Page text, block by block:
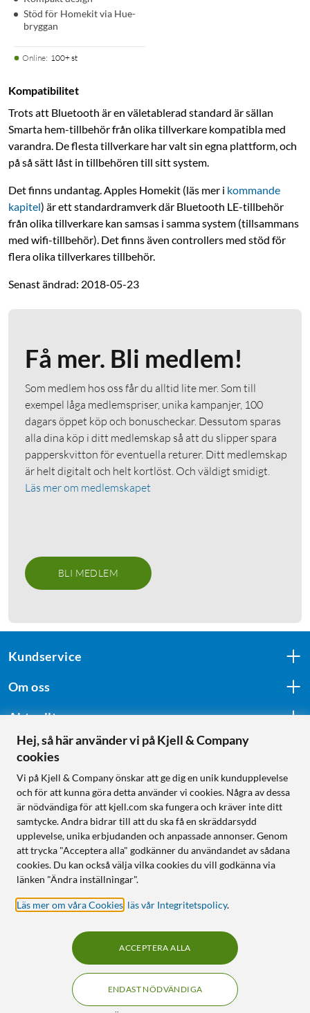
Stöd för Homekit via Hue-
bryggan
Online: 100+ st
Kompatibilitet
Trots att Bluetooth är en väletablerad standard är sällan
Smarta hem-tillbehör från olika tillverkare kompatibla med
varandra. De flesta tillverkare har valt sin egna plattform, och
på så sätt låst in tillbehören till sitt system.
Det finns undantag. Apples Homekit (läs mer i kommande
kapitel) är ett standardramverk där Bluetooth LE-tillbehör
från olika tillverkare kan samsas i samma system (tillsammans
med wifi-tillbehör). Det finns även controllers med stöd för
flera olika tillverkares tillbehör.
Senast ändrad: 2018-05-23
Få mer. Bli medlem!
Som medlem hos oss får du alltid lite mer. Som till
exempel låga medlemspriser, unika kampanjer, 100
dagars öppet köp och bonuscheckar. Dessutom sparas
alla dina köp i ditt medlemskap så att du slipper spara
papperskvitton för eventuella returer. Ditt medlemskap
är helt digitalt och helt kortlöst. Och väldigt smidigt.
Läs mer om medlemskapet
BLI MEDLEM
Kundservice
Om oss
Aktuellt
Följ oss
Handla från:
Sverige
Norge
KUNSKAP OCH TILLBEHÖR TILL
Hej, så här använder vi på Kjell & Company
cookies
Vi på Kjell & Company önskar att ge dig en unik kundupplevelse
och för att kunna göra detta använder vi cookies. Några av dessa
är nödvändiga för att kjell.com ska fungera och kräver inte ditt
samtycke. Andra bidrar till att du ska få en skräddarsydd
upplevelse, unika erbjudanden och anpassade annonser. Genom
att trycka "Acceptera alla" godkänner du användandet av sådana
cookies. Du kan också välja vilka cookies du vill godkänna via
länken "Ändra inställningar".
Läs mer om våra Cookies läs vår Integritetspolicy.
ENDAST NÖDVÄNDIGA
ACCEPTERA ALLA